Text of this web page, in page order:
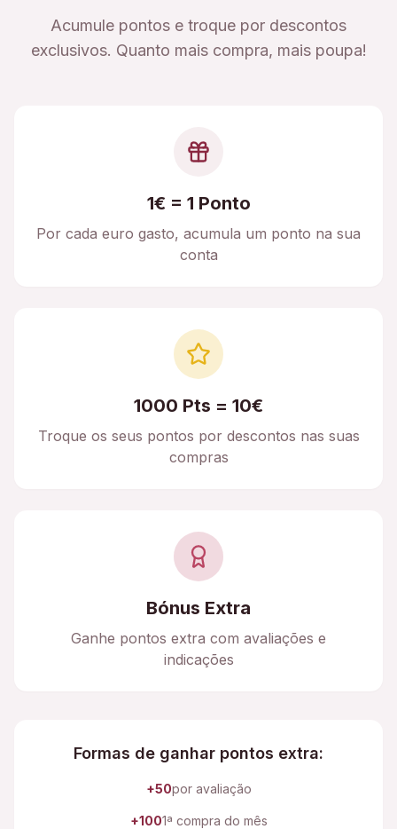
Acumule pontos e troque por descontos
exclusivos. Quanto mais compra, mais poupa!
1€ = 1 Ponto
Por cada euro gasto, acumula um ponto na sua
conta
1000 Pts = 10€
Troque os seus pontos por descontos nas suas
compras
Bónus Extra
Ganhe pontos extra com avaliações e
indicações
Formas de ganhar pontos extra:
+50por avaliação
+1001ª compra do mês